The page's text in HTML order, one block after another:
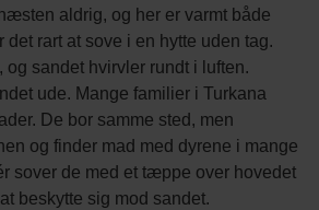
aldrig, og her er varmt både
det rart at sove i en hytte uden tag.
og sandet hvirvler rundt i luften.
ude. Mange familier i Turkana
De bor samme sted, men
og finder mad med dyrene i mange
sover de med et tæppe over hovedet
beskytte sig mod sandet.